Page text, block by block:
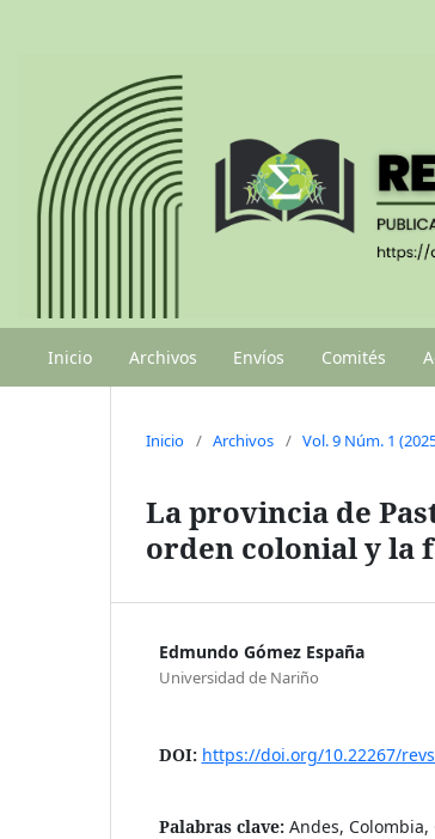
Inicio Archivos Envíos Comités
Inicio / Archivos / Vol. 9 Núm. 1
La provincia de
orden colonial y la
Edmundo Gómez España
Universidad de Nariño
DOI: https://doi.org/10.22267/
Palabras clave: Andes,